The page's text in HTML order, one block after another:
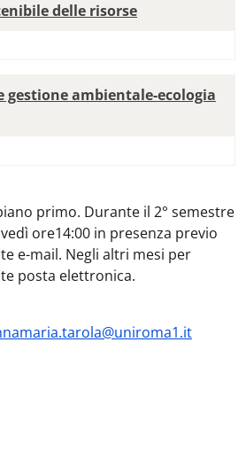
delle risorse
gestione ambientale-ecologia
primo. Durante il 2° semestre
ore14:00 in presenza previo
e-mail. Negli altri mesi per
posta elettronica.